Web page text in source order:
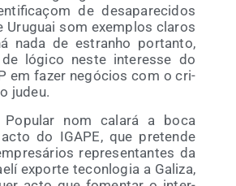
de des­apa­re­ci­dos
Uru­guai som exem­plos cla­ros
nada de estranho por­tan­to,
lógi­co nes­te inter­es­se do
em fazer negó­cios com o cri­
judeu.
Popu­lar nom cala­rá a boca
do IGAPE, que pre­ten­de
repre­sen­tan­tes da
expor­te tecon­lo­gia a Gali­za,